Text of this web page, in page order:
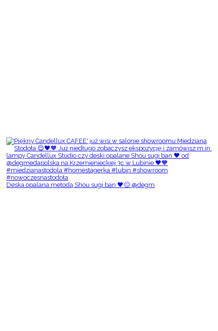
Deska opalana metodą Shou sugi ban 🖤😌 @degm